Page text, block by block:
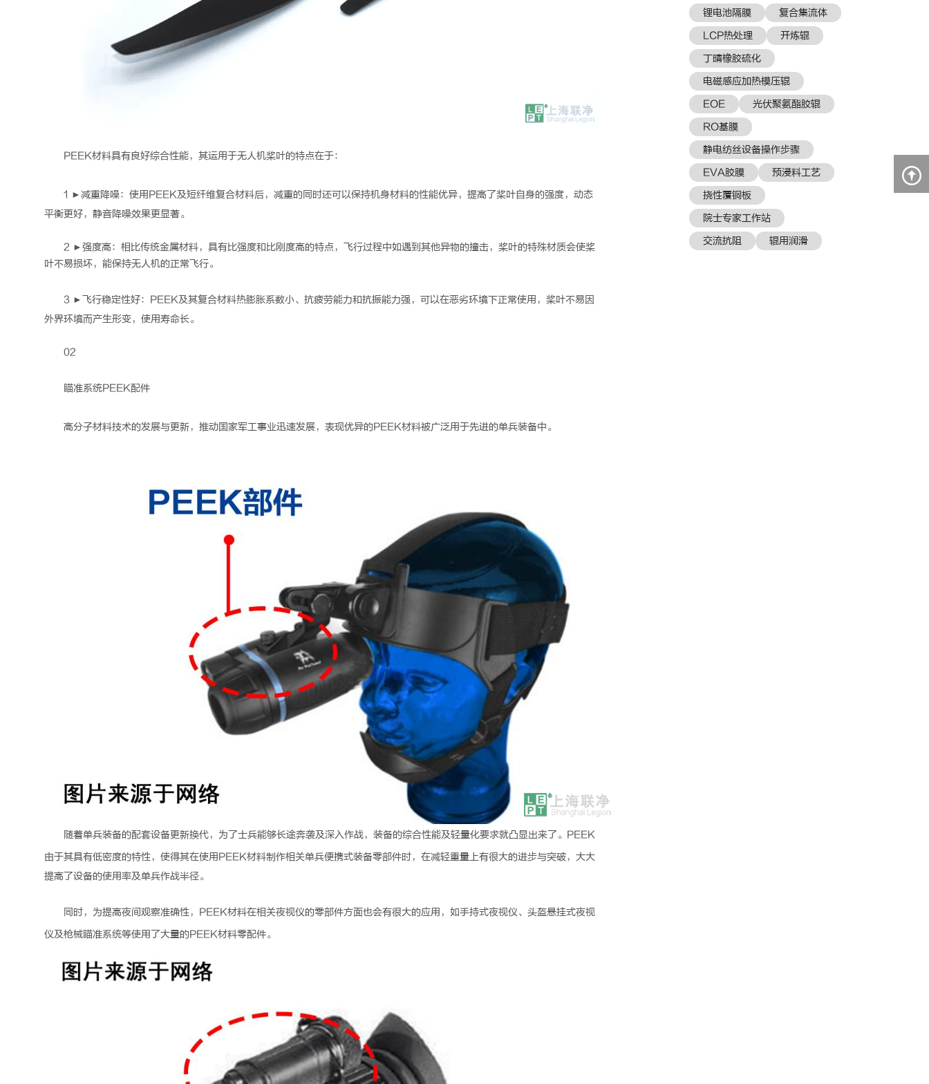
PEEK材料具有良好综合性能，其运用于无人机桨叶的特点在于：
1 ►减重降噪：使用PEEK及短纤维复合材料后，减重的同时还可以保持机身材料的性能优异，提高了桨叶自身的强度，动态
平衡更好，静音降噪效果更显著。
2 ►强度高：相比传统金属材料，具有比强度和比刚度高的特点，飞行过程中如遇到其他异物的撞击，桨叶的特殊材质会使桨
叶不易损坏，能保持无人机的正常飞行。
3 ►飞行稳定性好： PEEK及其复合材料热膨胀系数小、抗疲劳能力和抗振能力强，可以在恶劣环境下正常使用，桨叶不易因
外界环境而产生形变，使用寿命长。
02
瞄准系统PEEK配件
高分子材料技术的发展与更新，推动国家军工事业迅速发展，表现优异的PEEK材料被广泛用于先进的单兵装备中。
随着单兵装备的配套设备更新换代，为了士兵能够长途奔袭及深入作战，装备的综合性能及轻量化要求就凸显出来了。 PEEK
由于其具有低密度的特性，使得其在使用PEEK材料制作相关单兵便携式装备零部件时，在减轻重量上有很大的进步与突破，大大
提高了设备的使用率及单兵作战半径。
同时，为提高夜间观察准确性， PEEK材料在相关夜视仪的零部件方面也会有很大的应用，如手持式夜视仪、头盔悬挂式夜视
仪及枪械瞄准系统等使用了大量的PEEK材料零配件。
锂电池隔膜
复合集流体
LCP热处理
开炼辊
丁晴橡胶硫化
电磁感应加热模压辊
EOE
光伏聚氨酯胶辊
RO基膜
静电纺丝设备操作步骤
EVA胶膜
预浸料工艺
挠性覆铜板
院士专家工作站
交流抗阻
辊用润滑